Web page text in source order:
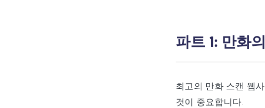
파트 1: 만화
최고의 만화 스캔 웹
것이 중요합니다.